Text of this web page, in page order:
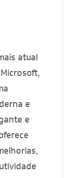
atual
e
e